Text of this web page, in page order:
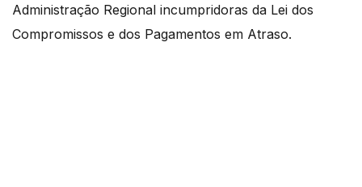
Administração Regional incumpridoras da Lei dos
Compromissos e dos Pagamentos em Atraso.